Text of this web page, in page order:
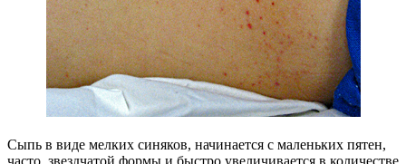
Сыпь в виде мелких синяков, начинается с маленьких пятен,